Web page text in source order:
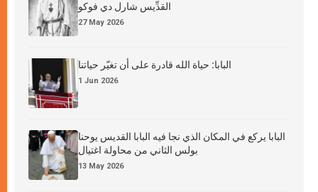
القدِّيس شارل دي فوكو
27 May 2026
البابا: حياة الله قادرة على أن تغيّر حياتنا
1 Jun 2026
البابا يركع في المكان الذي نجا فيه البابا القديس يوحنا
بولس الثاني من محاولة اغتيال
13 May 2026